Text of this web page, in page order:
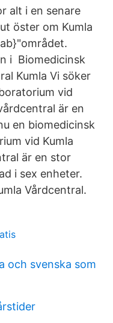
alt i en senare
öster om Kumla
i Biomedicinsk
Kumla Vi söker
vid
är en
en biomedicinsk
vid Kumla
är en stor
i sex enheter.
Vårdcentral.
och svenska som